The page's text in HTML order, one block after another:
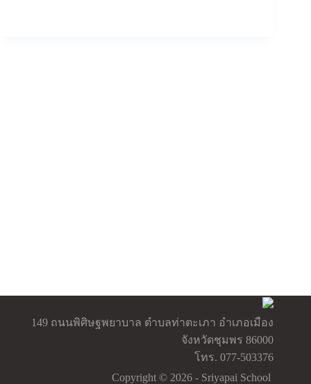
149 ถนนพิศิษฐพยาบาล ตำบลท่าตะเภา อำเภอเมือง
จังหวัดชุมพร 86000
โทร. 077-503376
Copyright © 2026 - Sriyapai School